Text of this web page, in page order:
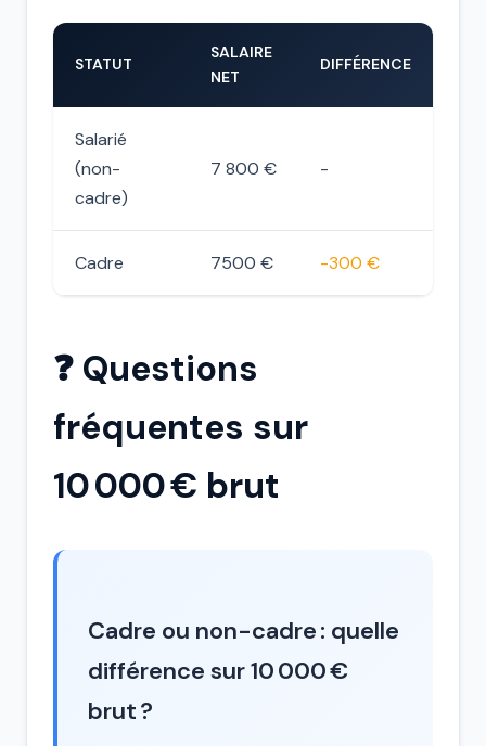
STATUT
SALAIRE
NET
DIFFÉRENCE
Salarié
(non-
cadre)
7 800 € -
Cadre 7500 € -300 €
❓ Questions
fréquentes sur
10 000 € brut
Cadre ou non-cadre : quelle
différence sur 10 000 €
brut ?